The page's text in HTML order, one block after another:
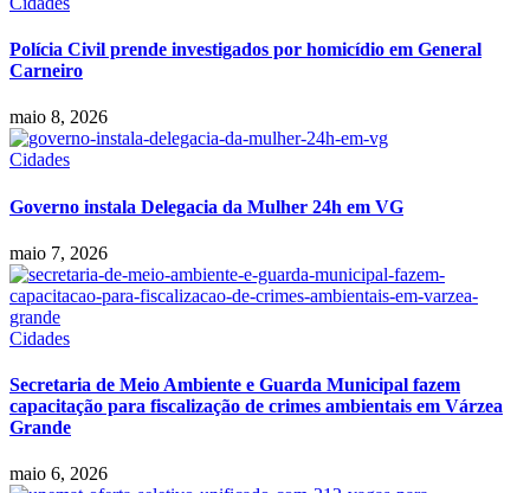
Polícia Civil prende investigados por homicídio em General
Carneiro
maio 8, 2026
Cidades
Governo instala Delegacia da Mulher 24h em VG
maio 7, 2026
Cidades
Secretaria de Meio Ambiente e Guarda Municipal fazem
capacitação para fiscalização de crimes ambientais em Várzea
Grande
maio 6, 2026